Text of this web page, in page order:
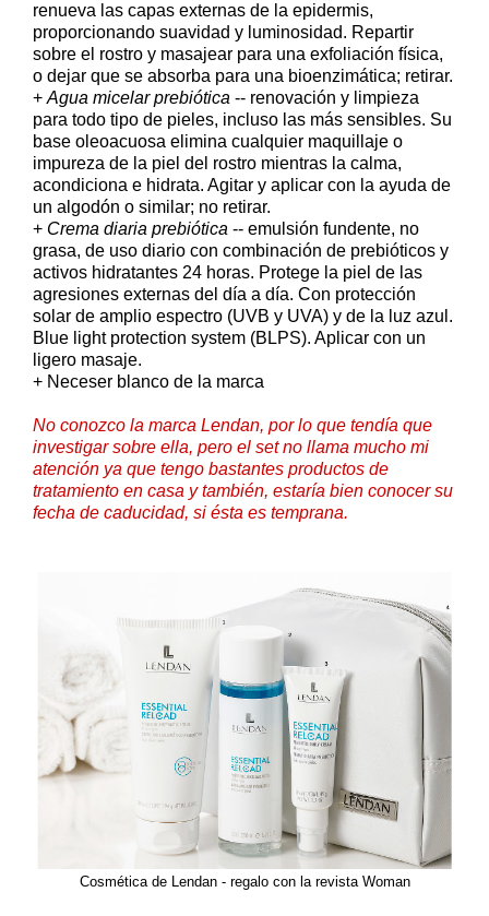
renueva las capas externas de la epidermis,
proporcionando suavidad y luminosidad. Repartir
sobre el rostro y masajear para una exfoliación física,
o dejar que se absorba para una bioenzimática; retirar.
+ Agua micelar prebiótica -- renovación y limpieza
para todo tipo de pieles, incluso las más sensibles. Su
base oleoacuosa elimina cualquier maquillaje o
impureza de la piel del rostro mientras la calma,
acondiciona e hidrata. Agitar y aplicar con la ayuda de
un algodón o similar; no retirar.
+ Crema diaria prebiótica -- emulsión fundente, no
grasa, de uso diario con combinación de prebióticos y
activos hidratantes 24 horas. Protege la piel de las
agresiones externas del día a día. Con protección
solar de amplio espectro (UVB y UVA) y de la luz azul.
Blue light protection system (BLPS). Aplicar con un
ligero masaje.
+ Neceser blanco de la marca
No conozco la marca Lendan, por lo que tendía que
investigar sobre ella, pero el set no llama mucho mi
atención ya que tengo bastantes productos de
tratamiento en casa y también, estaría bien conocer su
fecha de caducidad, si ésta es temprana.
Cosmética de Lendan - regalo con la revista Woman